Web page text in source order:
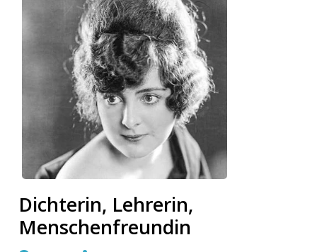
Dichterin, Lehrerin,
Menschenfreundin